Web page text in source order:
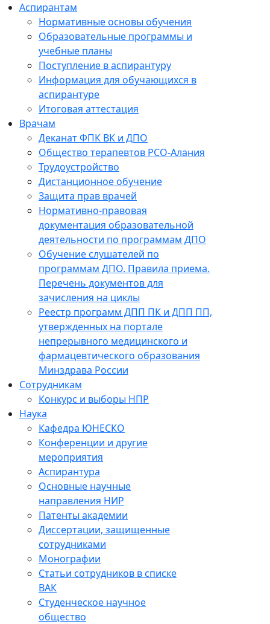
Аспирантам
Нормативные основы обучения
Образовательные программы и
учебные планы
Поступление в аспирантуру
Информация для обучающихся в
аспирантуре
Итоговая аттестация
Врачам
Деканат ФПК ВК и ДПО
Общество терапевтов РСО-Алания
Трудоустройство
Дистанционное обучение
Защита прав врачей
Нормативно-правовая
документация образовательной
деятельности по программам ДПО
Обучение слушателей по
программам ДПО. Правила приема.
Перечень документов для
зачисления на циклы
Реестр программ ДПП ПК и ДПП ПП,
утвержденных на портале
непрерывного медицинского и
фармацевтического образования
Минздрава России
Сотрудникам
Конкурс и выборы НПР
Наука
Кафедра ЮНЕСКО
Конференции и другие
мероприятия
Аспирантура
Основные научные
направления НИР
Патенты академии
Диссертации, защищенные
сотрудниками
Монографии
Статьи сотрудников в списке
ВАК
Студенческое научное
общество